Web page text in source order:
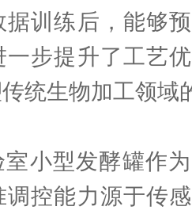
据训练后，能够
一步提升了工艺
统生物加工领域
型发酵罐作为
调控能力源于传